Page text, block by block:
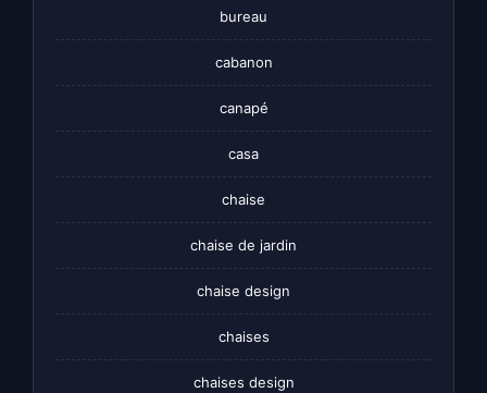
bureau
cabanon
canapé
casa
chaise
chaise de jardin
chaise design
chaises
chaises design